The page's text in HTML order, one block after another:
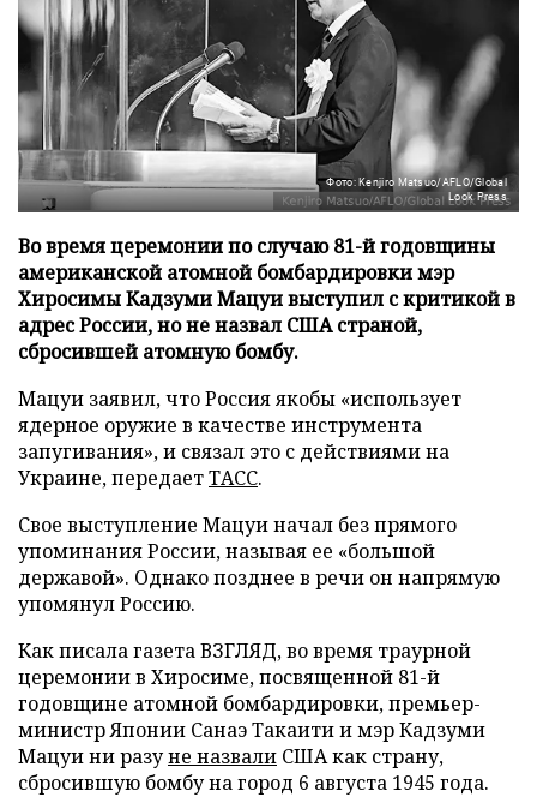
Фото: Kenjiro Matsuo/AFLO/Global
Look Press
Во время церемонии по случаю 81-й годовщины
американской атомной бомбардировки мэр
Хиросимы Кадзуми Мацуи выступил с критикой в
адрес России, но не назвал США страной,
сбросившей атомную бомбу.
Мацуи заявил, что Россия якобы «использует
ядерное оружие в качестве инструмента
запугивания», и связал это с действиями на
Украине, передаетТАСС.
Свое выступление Мацуи начал без прямого
упоминания России, называя ее «большой
державой». Однако позднее в речи он напрямую
упомянул Россию.
Как писала газета ВЗГЛЯД, во время траурной
церемонии в Хиросиме, посвященной 81-й
годовщине атомной бомбардировки, премьер-
министр Японии Санаэ Такаити и мэр Кадзуми
Мацуи ни разуне назвали США как страну,
сбросившую бомбу на город 6 августа 1945 года.